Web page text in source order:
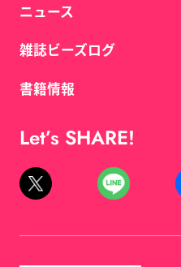
ニュース
雑誌ビーズログ
書籍情報
Let’s SHARE!